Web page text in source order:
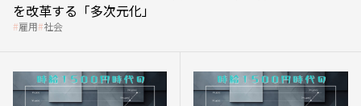
を改革する「多次元化」
雇用 社会